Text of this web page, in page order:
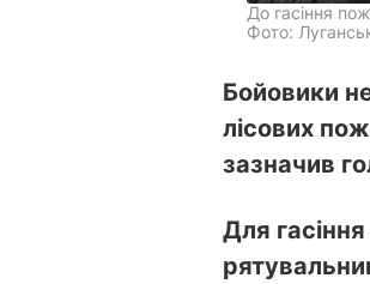
До гасіння
Фото:
Бойовики
лісових
зазначив
Для